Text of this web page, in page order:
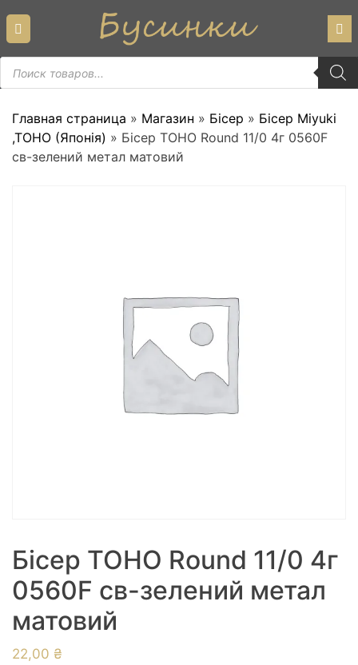
content
Пошук
товарів
Главная страница » Магазин » Бісер » Бісер Miyuki
,TOHO (Японія) » Бісер TOHO Round 11/0 4г 0560F
св-зелений метал матовий
Бісер TOHO Round 11/0 4г
0560F св-зелений метал
матовий
22,00 ₴